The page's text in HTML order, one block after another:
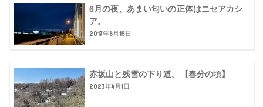
6月の夜、あまい匂いの正体はニセアカシ
ア。
2017年6月15日
赤坂山と残雪の下り道。【春分の頃】
2023年4月1日